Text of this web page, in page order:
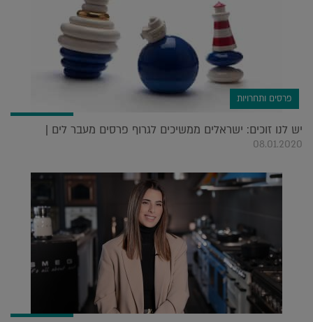
פרסים ותחרויות
יש לנו זוכים: ישראלים ממשיכים לגרוף פרסים מעבר לים |
08.01.2020